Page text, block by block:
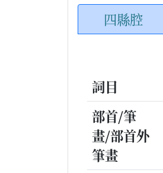
四縣腔
詞目
部首/筆
畫/部首外
筆畫